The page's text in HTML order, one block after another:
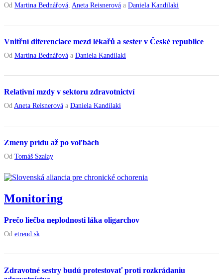
Od Martina Bednářová Aneta Reisnerová a Daniela Kandilaki
Vnitřní diferenciace mezd lékařů a sester v České republice
Od Martina Bednářová a Daniela Kandilaki
Relativní mzdy v sektoru zdravotnictví
OdAneta Reisnerová a Daniela Kandilaki
Zmeny prídu až po voľbách
Od Tomáš Szalay
Monitoring
Prečo liečba neplodnosti láka oligarchov
Od etrend.sk
Zdravotné sestry budú protestovať proti rozkrádaniu